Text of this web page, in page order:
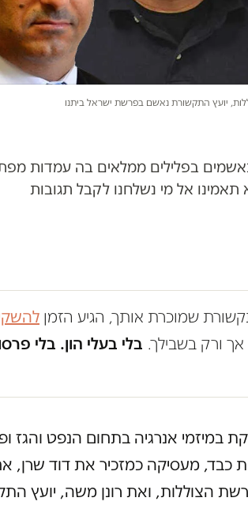
יועץ התקשורת נאשם בפרשת ישראל ביתנו
בפלילים ממלאים בה עמדות
אל מי נשלחנו לקבל תגובות
שמוכרת אותך, הגיע הזמן
ורק בשבילך. בלי בעלי הון. בלי
במיזמי אנרגיה בתחום הנפט והגז
כבד, מעסיקה כמזכיר את דוד שרן,
הצוללות, ואת רונן משה, יועץ